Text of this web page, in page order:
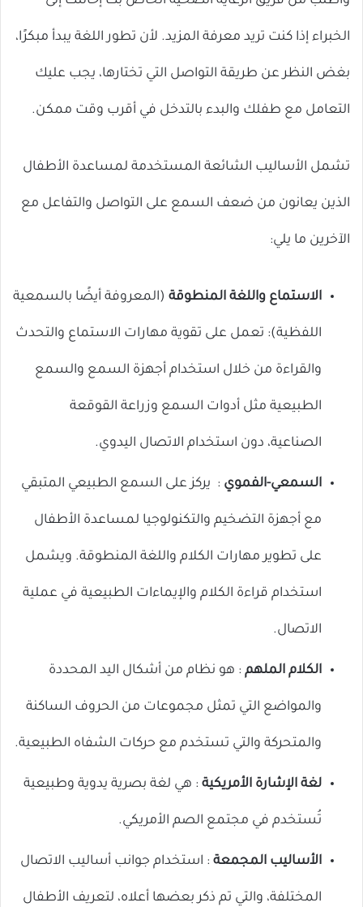
الخبراء إذا كنت تريد معرفة المزيد. لأن تطور اللغة يبدأ مبكرًا،
بغض النظر عن طريقة التواصل التي تختارها، يجب عليك
التعامل مع طفلك والبدء بالتدخل في أقرب وقت ممكن.
تشمل الأساليب الشائعة المستخدمة لمساعدة الأطفال
الذين يعانون من ضعف السمع على التواصل والتفاعل مع
الآخرين ما يلي:
الاستماع واللغة المنطوقة (المعروفة أيضًا بالسمعية
اللفظية): تعمل على تقوية مهارات الاستماع والتحدث
والقراءة من خلال استخدام أجهزة السمع والسمع
الطبيعية مثل أدوات السمع وزراعة القوقعة
الصناعية، دون استخدام الاتصال اليدوي.
السمعي-الفموي : يركز على السمع الطبيعي المتبقي
مع أجهزة التضخيم والتكنولوجيا لمساعدة الأطفال
على تطوير مهارات الكلام واللغة المنطوقة. ويشمل
استخدام قراءة الكلام والإيماءات الطبيعية في عملية
الاتصال.
الكلام الملهم : هو نظام من أشكال اليد المحددة
والمواضع التي تمثل مجموعات من الحروف الساكنة
والمتحركة والتي تستخدم مع حركات الشفاه الطبيعية.
لغة الإشارة الأمريكية : هي لغة بصرية يدوية وطبيعية
تُستخدم في مجتمع الصم الأمريكي.
الأساليب المجمعة : استخدام جوانب أساليب الاتصال
المختلفة، والتي تم ذكر بعضها أعلاه، لتعريف الأطفال